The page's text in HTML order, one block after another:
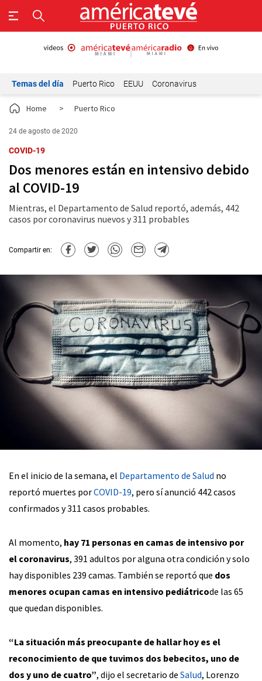
Temas del día Puerto Rico EEUU Coronavirus
Home > Puerto Rico
24 de agosto de 2020
COVID-19
Dos menores están en intensivo debido
al COVID-19
Mientras, el Departamento de Salud reportó, además, 442
casos por coronavirus nuevos y 311 probables
Compartir en:
En el inicio de la semana, el Departamento de Salud no
reportó muertes porCOVID-19, pero sí anunció 442 casos
confirmados y 311 casos probables.
Al momento, hay 71 personas en camas de intensivo por
el coronavirus, 391 adultos por alguna otra condición y solo
hay disponibles 239 camas. También se reportó que dos
menores ocupan camas en intensivo pediátricode las 65
que quedan disponibles.
“La situación más preocupante de hallar hoy es el
reconocimiento de que tuvimos dos bebecitos, uno de
dos y uno de cuatro”, dijo el secretario de Salud, Lorenzo